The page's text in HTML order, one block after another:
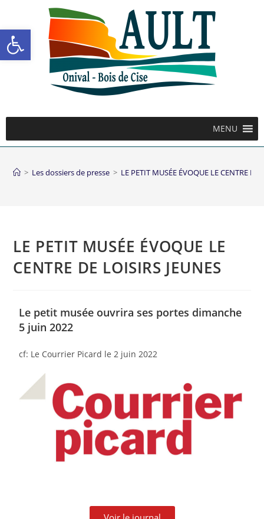
Ouvrir la barre d’outils
MENU
> Les dossiers de presse > LE PETIT MUSÉE ÉVOQUE LE CENTRE DE
LE PETIT MUSÉE ÉVOQUE LE
CENTRE DE LOISIRS JEUNES
Le petit musée ouvrira ses portes dimanche
5 juin 2022
cf: Le Courrier Picard le 2 juin 2022